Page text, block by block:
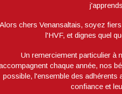
Alors chers Venansaltais, soyez
l'HVF, et dignes quel
Un remerciement particulier à
chaque année, nos
possible, l'ensemble des adhérents
confiance et